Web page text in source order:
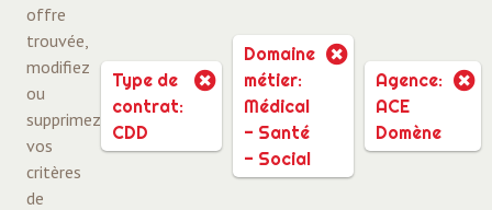
offre
trouvée,
modifiez
ou
supprimez
vos
critères
de
Type de
contrat:
CDD
Domaine
métier:
Médical
- Santé
- Social
Agence:
ACE
Domène